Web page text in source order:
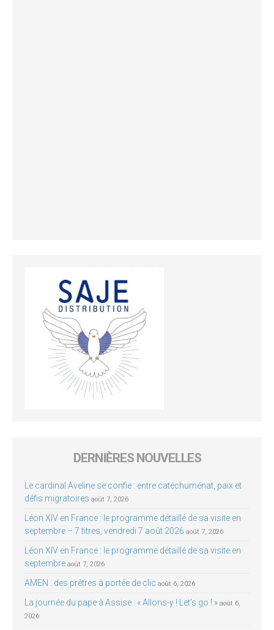
DERNIÈRES NOUVELLES
Le cardinal Aveline se confie : entre catéchuménat, paix et
défis migratoires août 7, 2026
Léon XIV en France : le programme détaillé de sa visite en
septembre – 7 titres, vendredi 7 août 2026 août 7, 2026
Léon XIV en France : le programme détaillé de sa visite en
septembre août 7, 2026
AMEN : des prêtres à portée de clic août 6, 2026
La journée du pape à Assise : « Allons-y ! Let’s go ! » août 6,
2026